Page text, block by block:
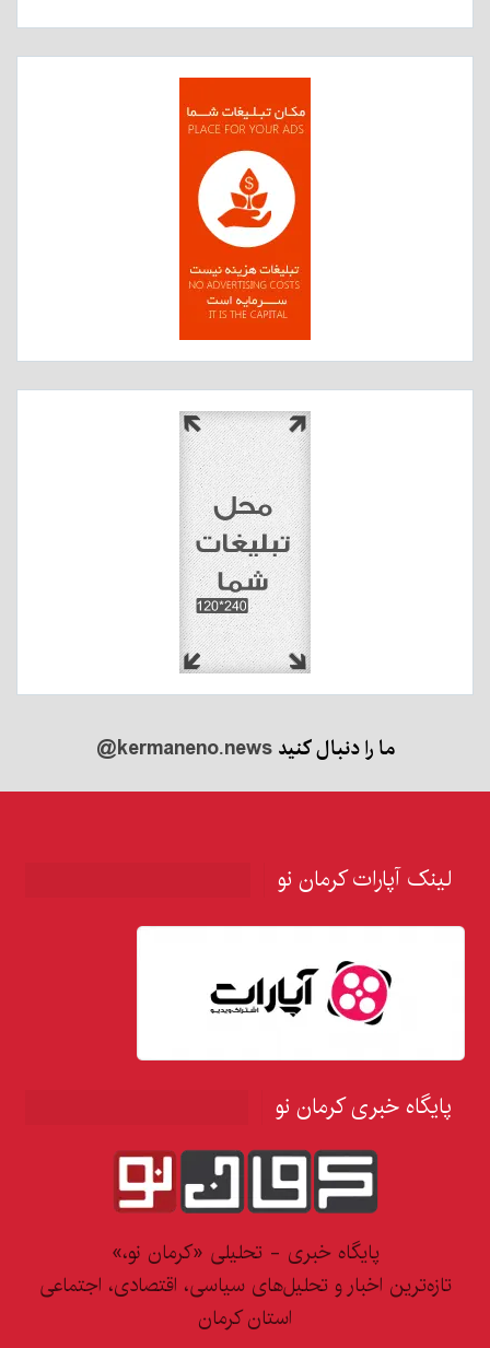
ما را دنبال کنید@kermaneno.news
لینک آپارات کرمان نو
پایگاه خبری کرمان نو
پایگاه خبری - تحلیلی «کرمان نو،»
تازه‌ترین اخبار و تحلیل‌های سیاسی، اقتصادی، اجتماعی
استان کرمان